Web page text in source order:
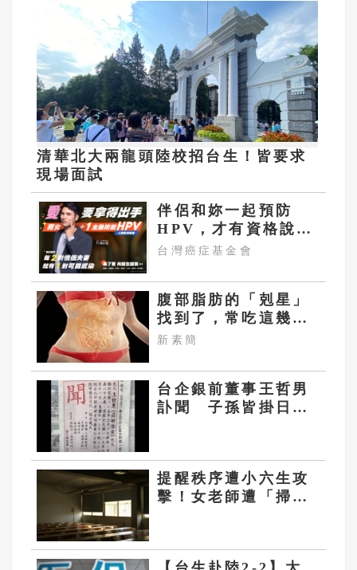
清華北大兩龍頭陸校招台生！皆要求
現場面試
伴侶和妳一起預防
HPV，才有資格說愛
妳！
台灣癌症基金會
腹部脂肪的「剋星」
找到了，常吃這幾
物，吃走大肚囊，瘦
新素簡
台企銀前董事王哲男
訃聞 子孫皆掛日本
提醒秩序遭小六生攻
擊！女老師遭「掃把